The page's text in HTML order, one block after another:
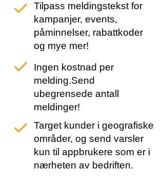
Tilpass meldingstekst for
kampanjer, events,
påminnelser, rabattkoder
og mye mer!
Ingen kostnad per
melding.Send
ubegrensede antall
meldinger!
​Target kunder i geografiske
områder, og send varsler
kun til appbrukere som er i
nærheten av bedriften.